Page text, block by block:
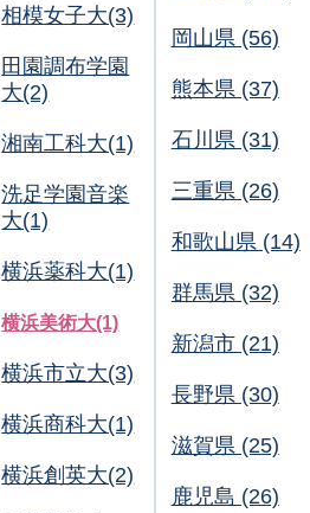
相模女子大(3)
田園調布学園
大(2)
湘南工科大(1)
洗足学園音楽
大(1)
横浜薬科大(1)
横浜美術大(1)
横浜市立大(3)
横浜商科大(1)
横浜創英大(2)
岡山県 (56)
熊本県 (37)
石川県 (31)
三重県 (26)
和歌山県 (14)
群馬県 (32)
新潟市 (21)
長野県 (30)
滋賀県 (25)
鹿児島 (26)